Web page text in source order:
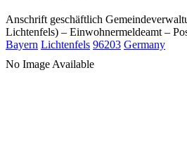
Anschrift geschäftlich
Lichtenfels) – Einwohnermeldeamt –
Bayern Lichtenfels 96203 Germany
No Image Available